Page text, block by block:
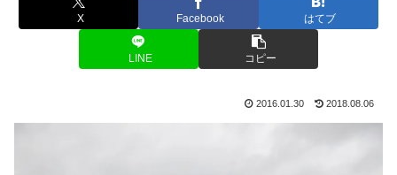
X Facebook はてブ
LINE コピー
2016.01.30 2018.08.06